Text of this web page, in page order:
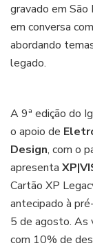
gravado em São
em conversa
abordando
legado.
A 9ª edição do
o apoio de
Design, com o
apresenta
Cartão XP
antecipado à
5 de agosto. As
com 10% de